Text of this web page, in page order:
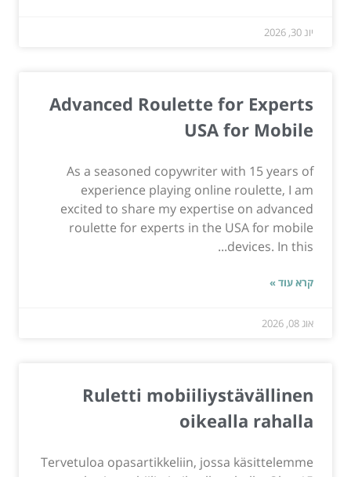
יונ 30, 2026
Advanced Roulette for Experts
USA for Mobile
As a seasoned copywriter with 15 years of
experience playing online roulette, I am
excited to share my expertise on advanced
roulette for experts in the USA for mobile
devices. In this...
קרא עוד »
אוג 08, 2026
Ruletti mobiiliystävällinen
oikealla rahalla
Tervetuloa opasartikkeliin, jossa käsittelemme